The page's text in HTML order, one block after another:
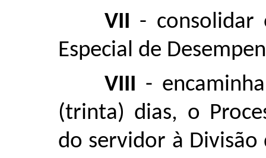
VII - consolidar
Especial de
VIII -
(trinta) dias, o
do servidor à Divisão